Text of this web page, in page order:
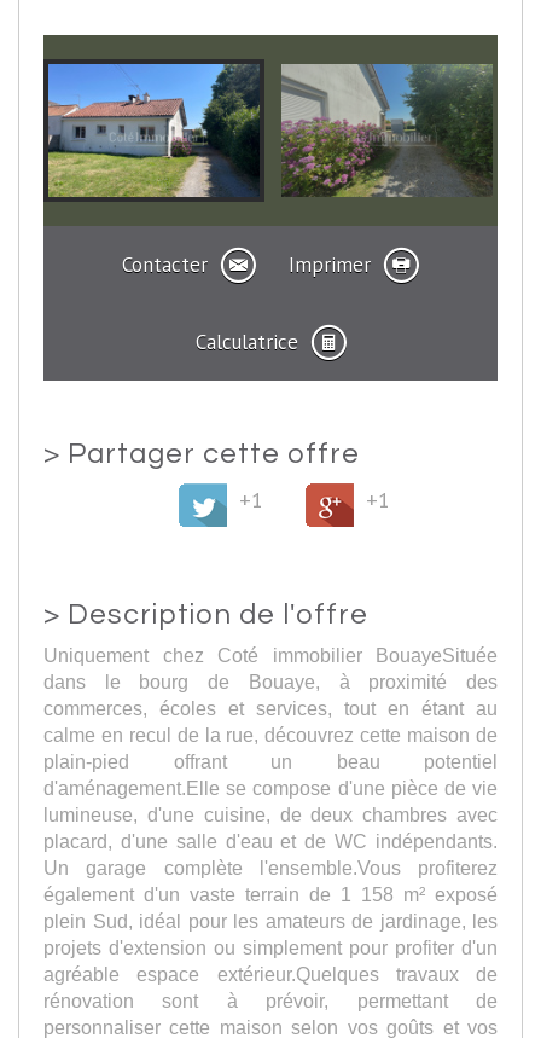
Contacter Imprimer
Calculatrice
> Partager cette offre
+1
+1
> Description de l'offre
Uniquement chez Coté immobilier BouayeSituée
dans le bourg de Bouaye, à proximité des
commerces, écoles et services, tout en étant au
calme en recul de la rue, découvrez cette maison de
plain-pied offrant un beau potentiel
d'aménagement.Elle se compose d'une pièce de vie
lumineuse, d'une cuisine, de deux chambres avec
placard, d'une salle d'eau et de WC indépendants.
Un garage complète l'ensemble.Vous profiterez
également d'un vaste terrain de 1 158 m² exposé
plein Sud, idéal pour les amateurs de jardinage, les
projets d'extension ou simplement pour profiter d'un
agréable espace extérieur.Quelques travaux de
rénovation sont à prévoir, permettant de
personnaliser cette maison selon vos goûts et vos